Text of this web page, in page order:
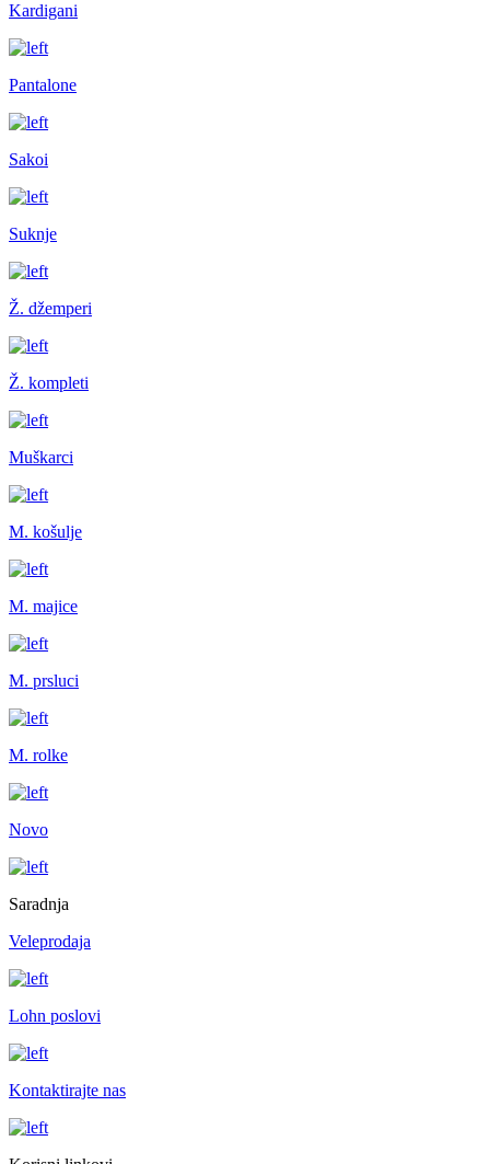
Kardigani
Pantalone
Sakoi
Suknje
Ž. džemperi
Ž. kompleti
Muškarci
M. košulje
M. majice
M. prsluci
M. rolke
Novo
Saradnja
Veleprodaja
Lohn poslovi
Kontaktirajte nas